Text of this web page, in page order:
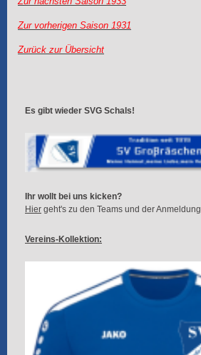
Zur vorherigen Saison 1931
Zurück zur Übersicht
Es gibt wieder SVG Schals!
Ihr wollt bei uns kicken?
Hier geht's zu den Teams und der Anmeldung.
Vereins-Kollektion: